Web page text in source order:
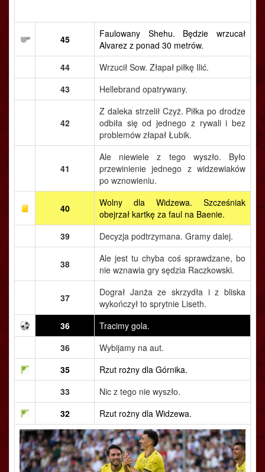
45
Faulowany Shehu. Będzie wrzucał
Alvarez z ponad 30 metrów.
44
Wrzucił Sow. Złapał piłkę Ilić.
43
Hellebrand opatrywany.
42
Z daleka strzelił Czyż. Piłka po drodze
odbiła się od jednego z rywali i bez
problemów złapał Łubik.
41
Ale niewiele z tego wyszło. Było
przewinienie jednego z widzewiaków
po wznowieniu.
40
Wolny dla Widzewa. Szcześniak
obejrzał kartkę za faul na Baenie.
39
Decyzja podtrzymana. Gramy dalej.
38
Ale jest tu chyba coś sprawdzane, bo
nie wznawia gry sędzia Raczkowski.
37
Dograł Janża ze skrzydła i z bliska
wykończył to sprytnie Liseth.
36
Tracimy gola.
36
Wybijamy na aut.
35
Rzut rożny dla Górnika.
33
Nic z tego nie wyszło.
32
Rzut rożny dla Widzewa.